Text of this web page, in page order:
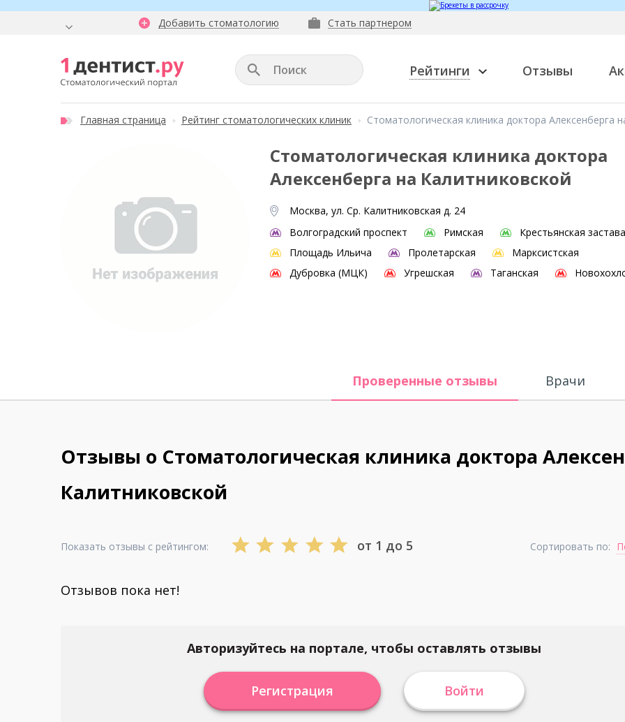
Добавить стоматологию Стать партнером
Рейтинги Отзывы
Главная страница Рейтинг стоматологических клиник Стоматологическая клиника доктора Алексенберга
Стоматологическая клиника доктора
Алексенберга на Калитниковской
Москва, ул. Ср. Калитниковская д. 24
Волгоградский проспект
Римская
Крестьянская застава
Площадь Ильича
Пролетарская
Марксистская
Дубровка (МЦК)
Угрешская Таганская
Проверенные отзывы Врачи
Отзывы о Стоматологическая клиника доктора
Калитниковской
Показать отзывы с рейтингом: от 1 до 5 Сортировать по:
Отзывов пока нет!
Авторизуйтесь на портале, чтобы оставлять отзывы
Регистрация Войти